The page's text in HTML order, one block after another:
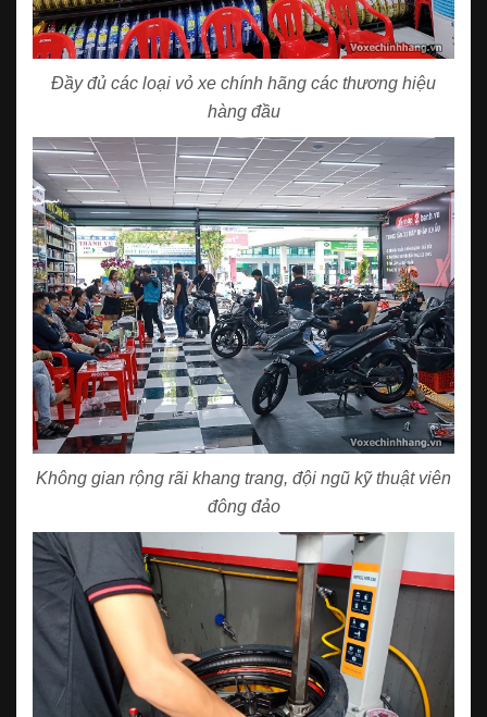
Đầy đủ các loại vỏ xe chính hãng các thương hiệu
hàng đầu
Không gian rộng rãi khang trang, đội ngũ kỹ thuật viên
đông đảo